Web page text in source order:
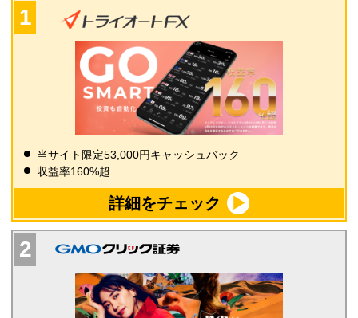
当サイト限定53,000円キャッシュバック
収益率160%超
詳細をチェック